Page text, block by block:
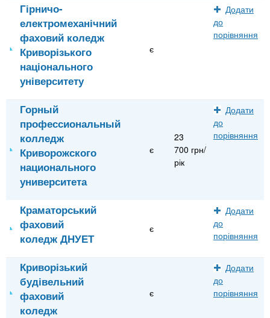
Гірничо-
електромеханічний
фаховий коледж
Криворізького
національного
університету
є
Додати
до
порівняння
Горный
профессиональный
колледж
Криворожского
национального
университета
є
23
700 грн/
рік
Додати
до
порівняння
Краматорський
фаховий
коледж ДНУЕТ
є
Додати
до
порівняння
Криворізький
будівельний
фаховий
коледж
є
Додати
до
порівняння